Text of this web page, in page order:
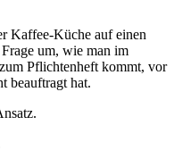
Kaffee-Küche auf einen
um, wie man im
Pflichtenheft kommt, vor
beauftragt hat.